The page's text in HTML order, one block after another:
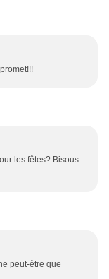
les fêtes? Bisous
peut-être que